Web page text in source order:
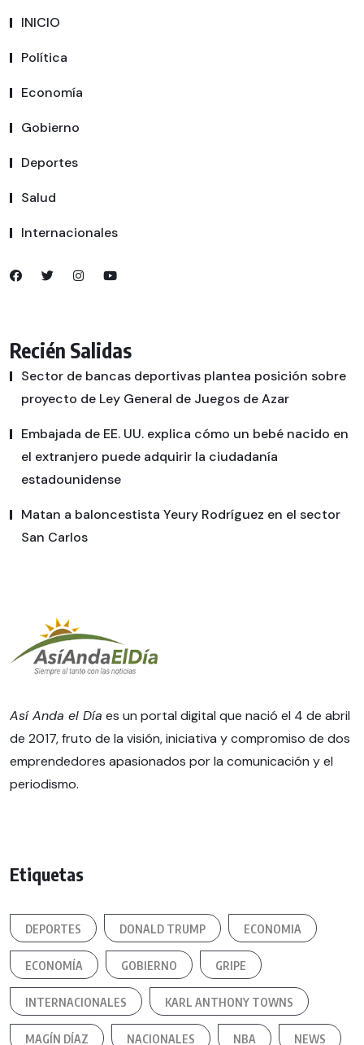
INICIO
Política
Economía
Gobierno
Deportes
Salud
Internacionales
Recién Salidas
Sector de bancas deportivas plantea posición sobre
proyecto de Ley General de Juegos de Azar
Embajada de EE. UU. explica cómo un bebé nacido en
el extranjero puede adquirir la ciudadanía
estadounidense
Matan a baloncestista Yeury Rodríguez en el sector
San Carlos
Así Anda el Día es un portal digital que nació el 4 de abril
de 2017, fruto de la visión, iniciativa y compromiso de dos
emprendedores apasionados por la comunicación y el
periodismo.
Etiquetas
DEPORTES DONALD TRUMP ECONOMIA
ECONOMÍA GOBIERNO GRIPE
INTERNACIONALES KARL ANTHONY TOWNS
MAGÍN DÍAZ NACIONALES NBA NEWS